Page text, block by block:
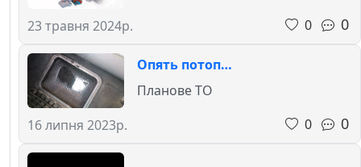
23 травня 2024р. 0 0
Опять потоп…
16 липня 2023р.
Планове ТО
0
0